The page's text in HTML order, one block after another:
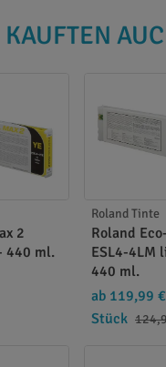
2
440 ml.
Roland Tinte
Roland
ESL4-4LM
440 ml.
ab 119,99 €
Stück